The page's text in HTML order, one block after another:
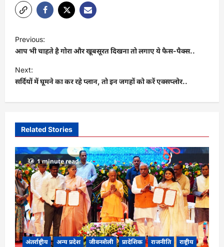
o
s
t
v
g
a
t
i
o
n
Previous:
आप भी चाहते है गोरा और खूबसूरत दिखना तो लगाए ये फैस-पैक्स..
Next:
सर्दियों में घूमने का कर रहे प्लान, तो इन जगहों को करें एक्सप्लोर..
Related Stories
1 minute read
अंतर्राष्ट्रीय अन्य प्रदेश जीवनशैली प्रादेशिक राजनीति राष्ट्रीय